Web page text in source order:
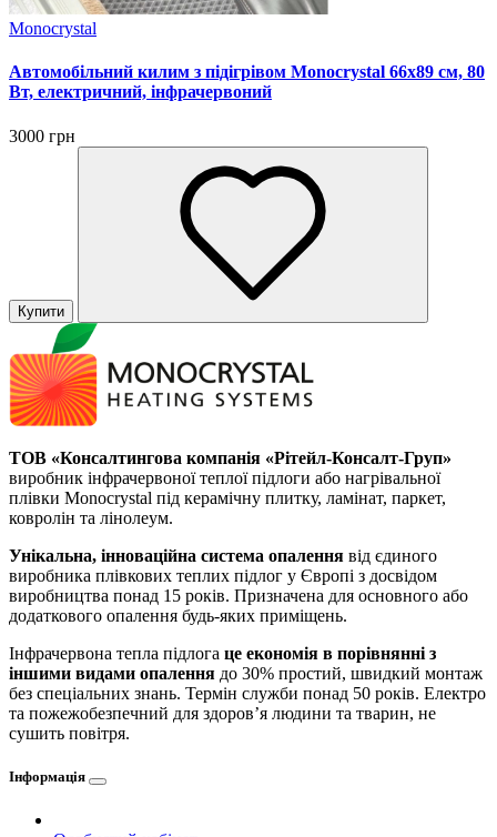
Monocrystal
Автомобільний килим з підігрівом Monocrystal 66х89 см, 80
Вт, електричний, інфрачервоний
3000 грн
Купити
ТОВ «Консалтингова компанія «Рітейл-Консалт-Груп»
виробник інфрачервоної теплої підлоги або нагрівальної
плівки Monocrystal під керамічну плитку, ламінат, паркет,
ковролін та лінолеум.
Унікальна, інноваційна система опалення від єдиного
виробника плівкових теплих підлог у Європі з досвідом
виробництва понад 15 років. Призначена для основного або
додаткового опалення будь-яких приміщень.
Інфрачервона тепла підлога це економія в порівнянні з
іншими видами опалення до 30% простий, швидкий монтаж
без спеціальних знань. Термін служби понад 50 років. Електро
та пожежобезпечний для здоров’я людини та тварин, не
сушить повітря.
Інформація